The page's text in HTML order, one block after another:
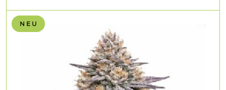
N E U